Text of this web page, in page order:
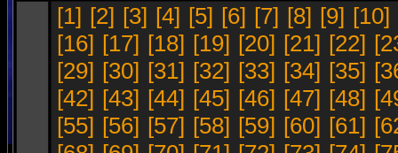
[1] [2] [3] [4] [5] [6] [7] [8] [9] [10]
[16] [17] [18] [19] [20] [21] [22]
[29] [30] [31] [32] [33] [34] [35]
[42] [43] [44] [45] [46] [47] [48]
[55] [56] [57] [58] [59] [60] [61]